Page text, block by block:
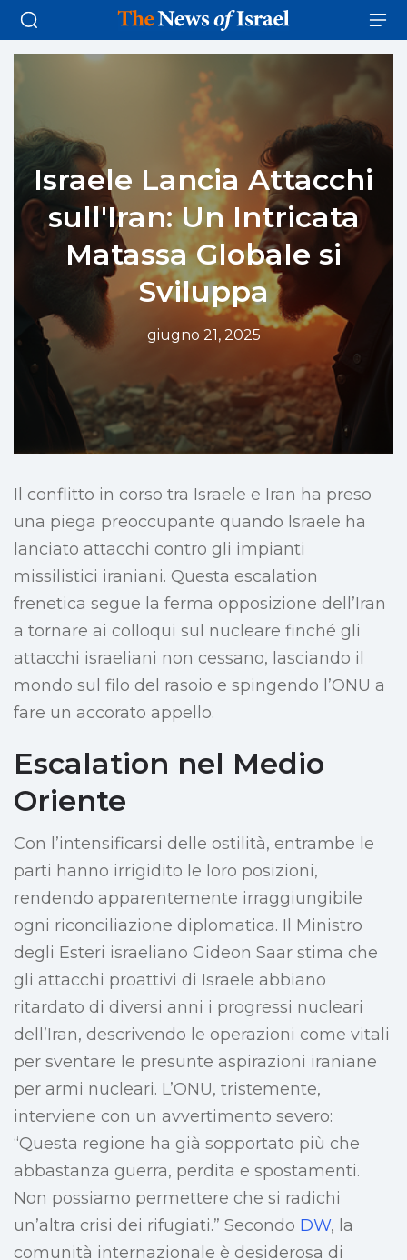
Israele Lancia Attacchi
sull'Iran: Un Intricata
Matassa Globale si
Sviluppa
giugno 21, 2025
Il conflitto in corso tra Israele e Iran ha preso
una piega preoccupante quando Israele ha
lanciato attacchi contro gli impianti
missilistici iraniani. Questa escalation
frenetica segue la ferma opposizione dell’Iran
a tornare ai colloqui sul nucleare finché gli
attacchi israeliani non cessano, lasciando il
mondo sul filo del rasoio e spingendo l’ONU a
fare un accorato appello.
Escalation nel Medio
Oriente
Con l’intensificarsi delle ostilità, entrambe le
parti hanno irrigidito le loro posizioni,
rendendo apparentemente irraggiungibile
ogni riconciliazione diplomatica. Il Ministro
degli Esteri israeliano Gideon Saar stima che
gli attacchi proattivi di Israele abbiano
ritardato di diversi anni i progressi nucleari
dell’Iran, descrivendo le operazioni come vitali
per sventare le presunte aspirazioni iraniane
per armi nucleari. L’ONU, tristemente,
interviene con un avvertimento severo:
“Questa regione ha già sopportato più che
abbastanza guerra, perdita e spostamenti.
Non possiamo permettere che si radichi
un’altra crisi dei rifugiati.” Secondo DW, la
comunità internazionale è desiderosa di